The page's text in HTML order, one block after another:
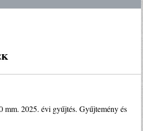
mm. 2025. évi gyűjtés. Gyűjtemény és